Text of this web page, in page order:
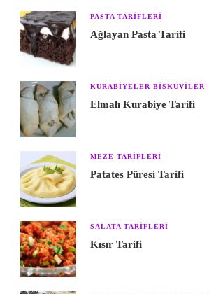
PASTA TARIFLERI
Ağlayan Pasta Tarifi
KURABIYELER BISKÜVILER
Elmalı Kurabiye Tarifi
MEZE TARIFLERI
Patates Püresi Tarifi
SALATA TARIFLERI
Kısır Tarifi